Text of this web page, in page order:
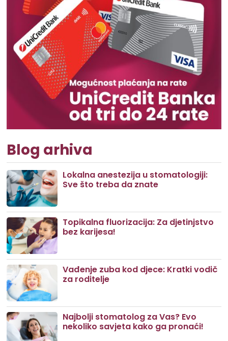
Blog arhiva
Lokalna anestezija u stomatologiji:
Sve što treba da znate
Topikalna fluorizacija: Za djetinjstvo
bez karijesa!
Vađenje zuba kod djece: Kratki vodič
za roditelje
Najbolji stomatolog za Vas? Evo
nekoliko savjeta kako ga pronaći!